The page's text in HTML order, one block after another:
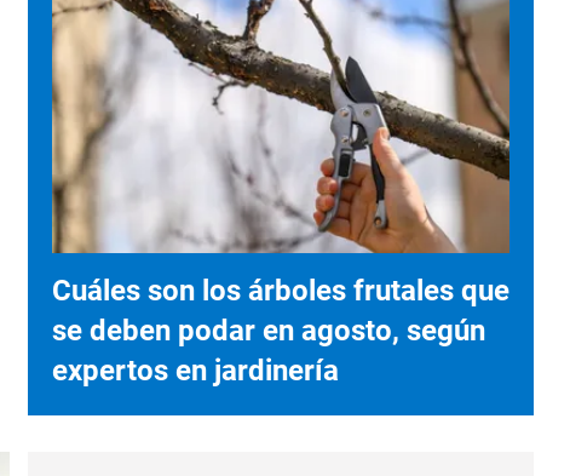
Cuáles son los árboles frutales que
se deben podar en agosto, según
expertos en jardinería